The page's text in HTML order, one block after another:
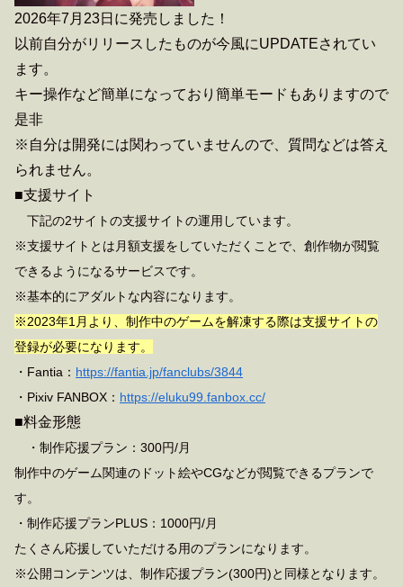
2026年7月23日に発売しました！
以前自分がリリースしたものが今風にUPDATEされてい
ます。
キー操作など簡単になっており簡単モードもありますので
是非
※自分は開発には関わっていませんので、質問などは答え
られません。
■支援サイト
下記の2サイトの支援サイトの運用しています。
※支援サイトとは月額支援をしていただくことで、創作物が閲覧
できるようになるサービスです。
※基本的にアダルトな内容になります。
※2023年1月より、制作中のゲームを解凍する際は支援サイトの
登録が必要になります。
・Fantia： https://fantia.jp/fanclubs/3844
・Pixiv FANBOX： https://eluku99.fanbox.cc/
■料金形態
・制作応援プラン：300円/月
制作中のゲーム関連のドット絵やCGなどが閲覧できるプランで
す。
・制作応援プランPLUS：1000円/月
たくさん応援していただける用のプランになります。
※公開コンテンツは、制作応援プラン(300円)と同様となります。